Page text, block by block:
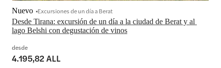
Desde Tirana: excursión de un día a la ciudad de Berat y al
lago Belshi con degustación de vinos
Nuevo Excursiones de un día a Berat
desde
4.195,82 ALL